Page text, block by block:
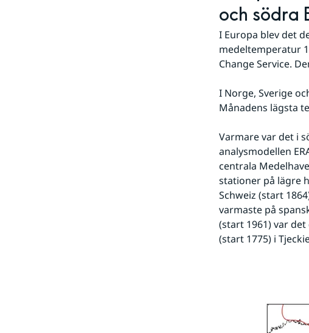
och södra
I Europa blev det
medeltemperatur
Change Service.
I Norge, Sverige
Månadens lägsta
Varmare var det i
analysmodellen
centrala
stationer på lägre
Schweiz (start
varmaste på
(start 1961) var
(start 1775) i